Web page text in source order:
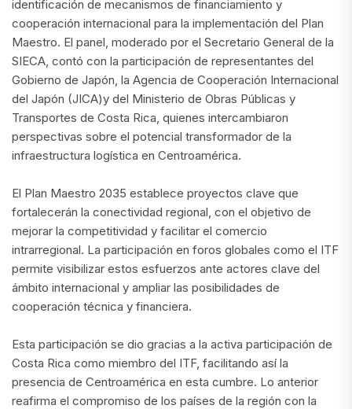
identificación de mecanismos de financiamiento y
cooperación internacional para la implementación del Plan
Maestro. El panel, moderado por el Secretario General de la
SIECA, contó con la participación de representantes del
Gobierno de Japón, la Agencia de Cooperación Internacional
del Japón (JICA)y del Ministerio de Obras Públicas y
Transportes de Costa Rica, quienes intercambiaron
perspectivas sobre el potencial transformador de la
infraestructura logística en Centroamérica.
El Plan Maestro 2035 establece proyectos clave que
fortalecerán la conectividad regional, con el objetivo de
mejorar la competitividad y facilitar el comercio
intrarregional. La participación en foros globales como el ITF
permite visibilizar estos esfuerzos ante actores clave del
ámbito internacional y ampliar las posibilidades de
cooperación técnica y financiera.
Esta participación se dio gracias a la activa participación de
Costa Rica como miembro del ITF, facilitando así la
presencia de Centroamérica en esta cumbre. Lo anterior
reafirma el compromiso de los países de la región con la